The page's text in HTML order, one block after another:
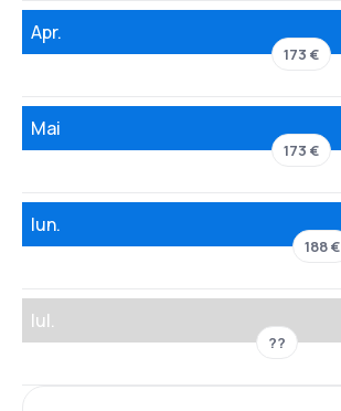
Apr.
173 €
Mai
173 €
Iun.
188 €
Iul.
??